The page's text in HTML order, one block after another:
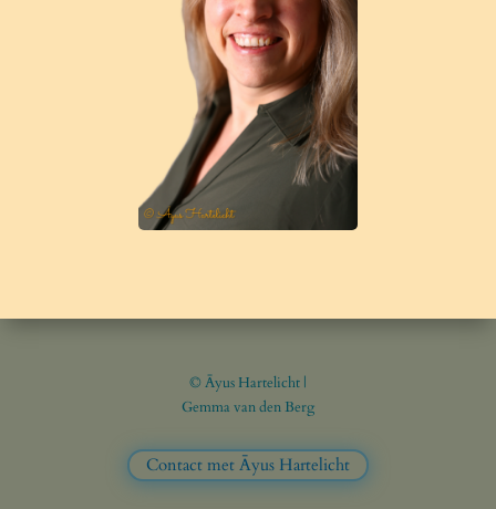
© Āyus Hartelicht |
Gemma van den Berg
Contact met Āyus Hartelicht